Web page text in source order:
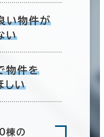
い物件が
い
物件を
しい
棟の